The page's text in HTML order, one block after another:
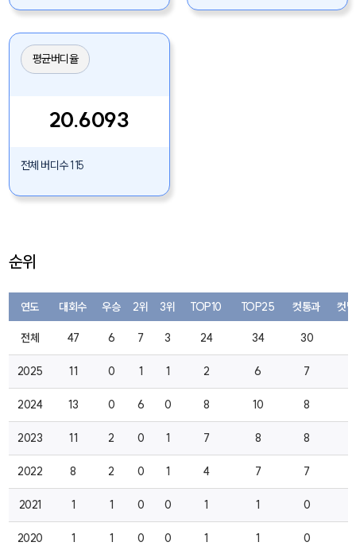
평균버디율
20.6093
전체 버디수 115
순위
연도 대회수 우승 2위 3위 TOP10 TOP25 컷통과 컷
전체 47 6 7 3 24 34 30
2025 11 0 1 1 2 6 7
2024 13 0 6 0 8 10 8
2023 11 2 0 1 7 8 8
2022 8 2 0 1 4 7 7
2021 1 1 0 0 1 1 0
2020 1 1 0 0 1 1 0